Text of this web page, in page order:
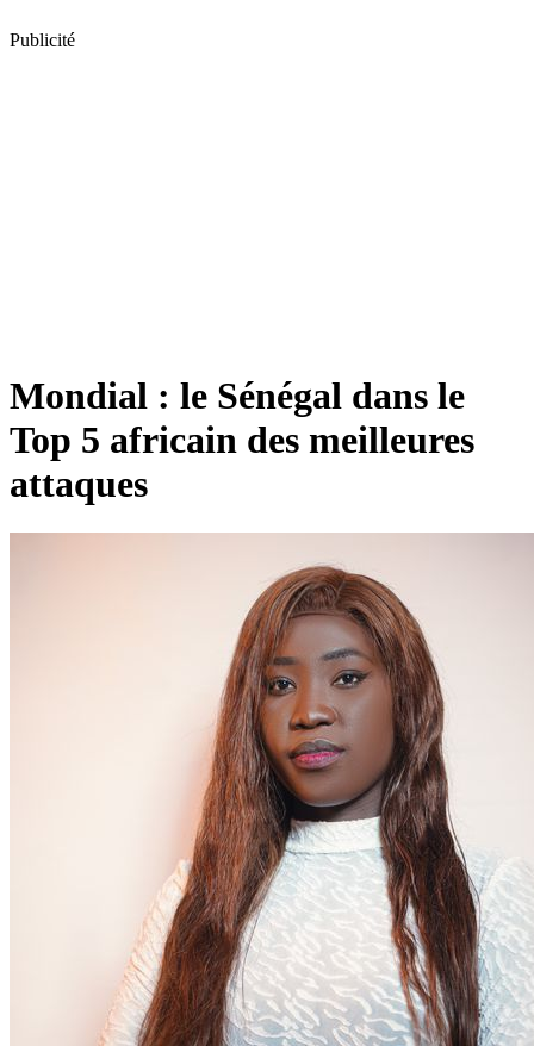
Publicité
Mondial : le Sénégal dans le
Top 5 africain des meilleures
attaques